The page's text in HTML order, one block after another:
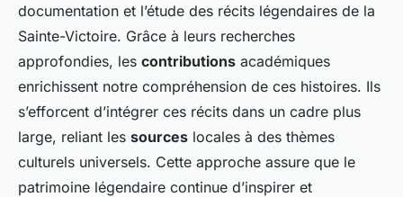
documentation et l’étude des récits légendaires de la
Sainte-Victoire. Grâce à leurs recherches
approfondies, les contributions académiques
enrichissent notre compréhension de ces histoires. Ils
s’efforcent d’intégrer ces récits dans un cadre plus
large, reliant les sources locales à des thèmes
culturels universels. Cette approche assure que le
patrimoine légendaire continue d’inspirer et